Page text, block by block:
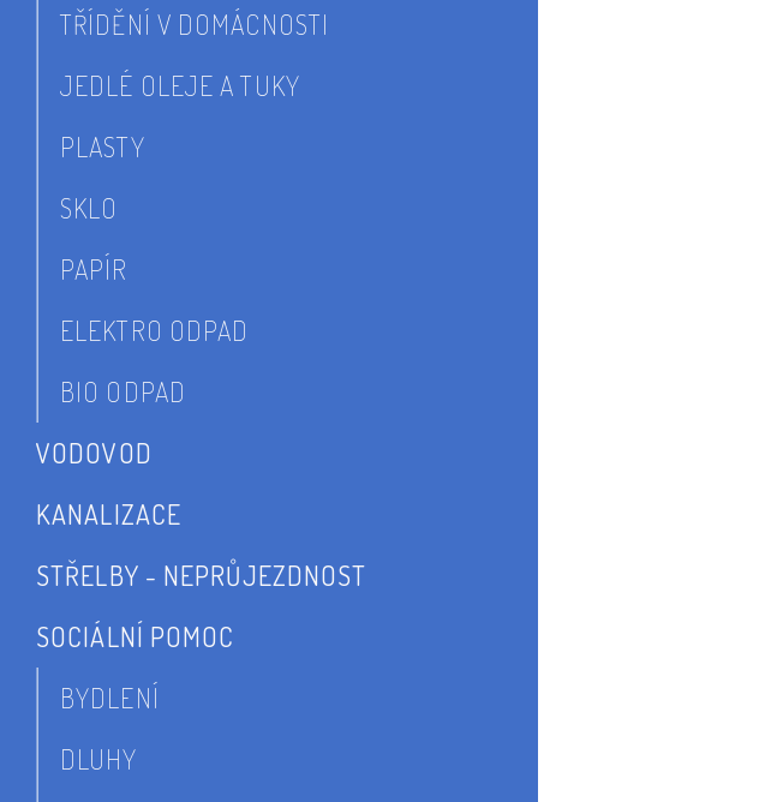
TŘÍDĚNÍ V DOMÁCNOSTI
JEDLÉ OLEJE A TUKY
PLASTY
SKLO
PAPÍR
ELEKTRO ODPAD
BIO ODPAD
VODOVOD
KANALIZACE
STŘELBY - NEPRŮJEZDNOST
SOCIÁLNÍ POMOC
BYDLENÍ
DLUHY